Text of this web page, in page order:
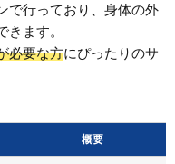
で行っており、身体の外
ます。
必要な方にぴったりのサ
概要